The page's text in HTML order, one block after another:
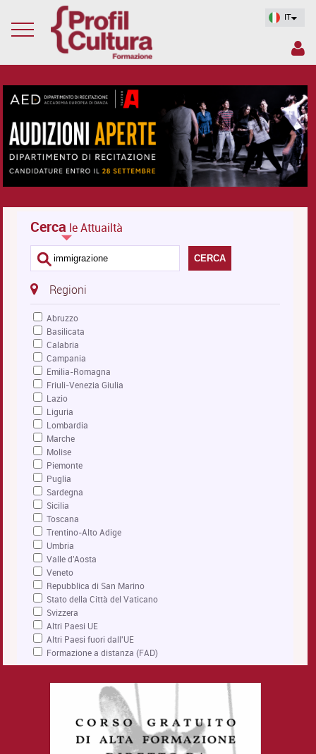
IT
Cerca le Attuailtà
CERCA
Regioni
Abruzzo
Basilicata
Calabria
Campania
Emilia-Romagna
Friuli-Venezia Giulia
Lazio
Liguria
Lombardia
Marche
Molise
Piemonte
Puglia
Sardegna
Sicilia
Toscana
Trentino-Alto Adige
Umbria
Valle d'Aosta
Veneto
Repubblica di San Marino
Stato della Città del Vaticano
Svizzera
Altri Paesi UE
Altri Paesi fuori dall'UE
Formazione a distanza (FAD)